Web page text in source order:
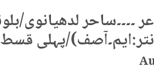
پہلی قسط